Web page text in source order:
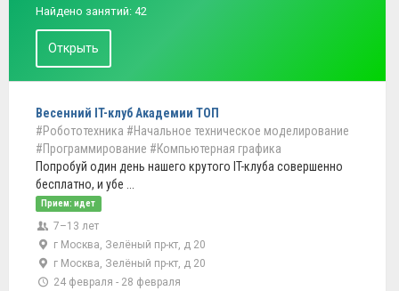
Найдено занятий: 42
Открыть
Весенний IT-клуб Академии ТОП
#Робототехника #Начальное техническое моделирование
#Программирование #Компьютерная графика
Попробуй один день нашего крутого IT-клуба совершенно
бесплатно, и убе ...
Прием: идет
7–13 лет
г Москва, Зелёный пр-кт, д 20
г Москва, Зелёный пр-кт, д 20
24 февраля - 28 февраля